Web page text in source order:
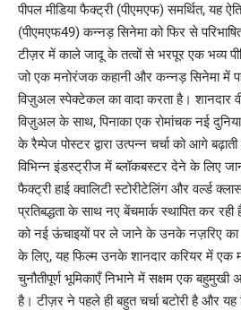
पीपल मीडिया फैक्ट्री (पीएमएफ) समर्थित, यह
(पीएमएफ49) कन्नड़ सिनेमा को फिर से
टीज़र में काले जादू के तत्वों से भरपूर एक भव्य
जो एक मनोरंजक कहानी और कन्नड़ सिनेमा में
विज़ुअल स्पेक्टेकल का वादा करता है।
विज़ुअल के साथ, पिनाका एक रोमांचक नई दुनिया
के रैम्पेज पोस्टर द्वारा उत्पन्न चर्चा को आगे
विभिन्न इंडस्ट्रीज में ब्लॉकबस्टर देने के लिए
फैक्ट्री हाई क्वालिटी स्टोरीटेलिंग और वर्ल्ड
प्रतिबद्धता के साथ नए बेंचमार्क स्थापित कर
को नई ऊंचाइयों पर ले जाने के उनके नज़रिए का
के लिए, यह फिल्म उनके शानदार करियर में एक
चुनौतीपूर्ण भूमिकाएँ निभाने में सक्षम एक
है। टीज़र ने पहले ही बहुत चर्चा बटोरी है और यह